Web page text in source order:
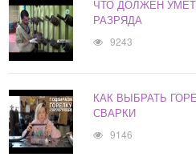
ЧТО ДОЛЖЕН
РАЗРЯДА
9243
КАК ВЫБРАТЬ
СВАРКИ
9146